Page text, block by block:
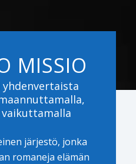
MISSIO
yhdenvertaista
järjestö, jonka
romaneja elämän